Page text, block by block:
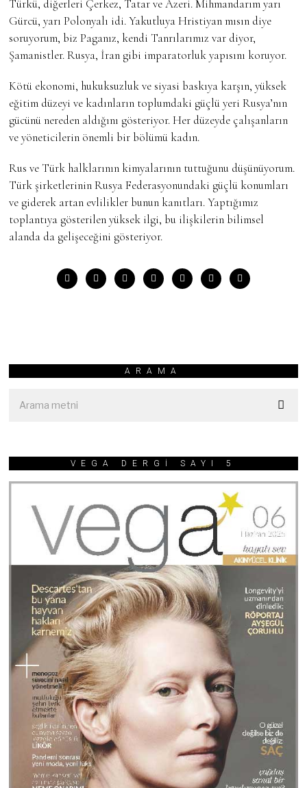
Türkü, diğerleri Çerkez, Tatar ve Azeri. Mihmandarım yarı
Gürcü, yarı Polonyalı idi. Yakutluya Hristiyan mısın diye
soruyorum, biz Paganız, kendi Tanrılarımız var diyor,
Şamanistler. Rusya, İran gibi imparatorluk yapısını koruyor.
Kötü ekonomi, hukuksuzluk ve siyasi baskıya karşın, yüksek
eğitim düzeyi ve kadınların toplumdaki güçlü yeri Rusya’nın
gücünü nereden aldığını gösteriyor. Her düzeyde çalışanların
ve yöneticilerin önemli bir bölümü kadın.
Rus ve Türk halklarının kimyalarının tuttuğunu düşünüyorum.
Türk şirketlerinin Rusya Federasyonundaki güçlü konumları
ve giderek artan evlilikler bunun kanıtları. Yaptığımız
toplantıya gösterilen yüksek ilgi, bu ilişkilerin bilimsel
alanda da gelişeceğini gösteriyor.
ARAMA
VEGA DERGİ SAYI 5